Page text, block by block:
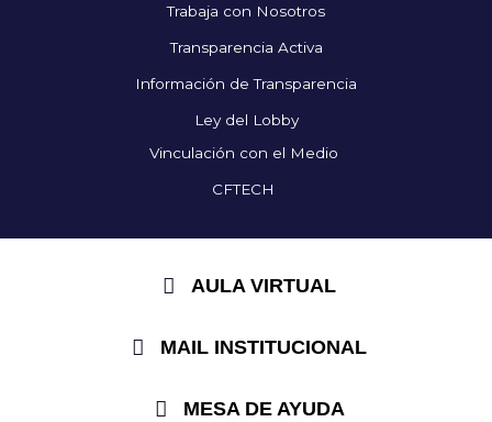
Trabaja con Nosotros
Transparencia Activa
Información de Transparencia
Ley del Lobby
Vinculación con el Medio
CFTECH
AULA VIRTUAL
MAIL INSTITUCIONAL
MESA DE AYUDA